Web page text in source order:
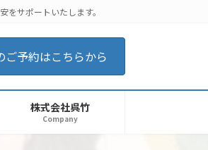
サポートいたします。
ご予約はこちらから
株式会社呉竹
Company